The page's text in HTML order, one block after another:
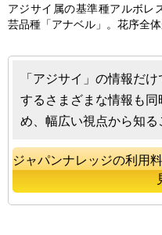
アジサイ 属の基準種アルボレ
芸品種「アナベル」。花序全
「アジサイ」の情報だ
するさまざまな情報も
め、幅広い視点から知る
ジャパンナレッジの利用